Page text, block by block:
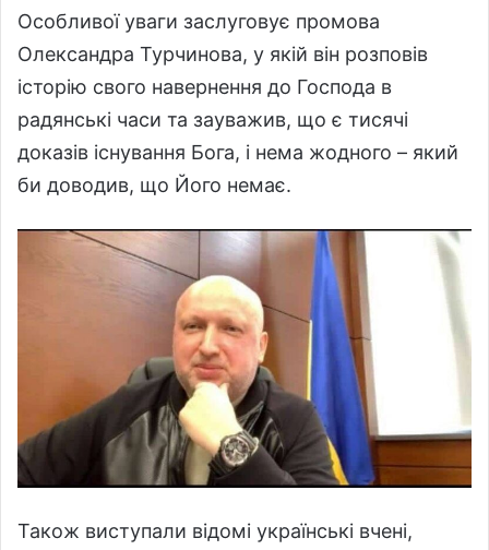
Особливої уваги заслуговує промова
Олександра Турчинова, у якій він розповів
історію свого навернення до Господа в
радянські часи та зауважив, що є тисячі
доказів існування Бога, і нема жодного – який
би доводив, що Його немає.
Також виступали відомі українські вчені,